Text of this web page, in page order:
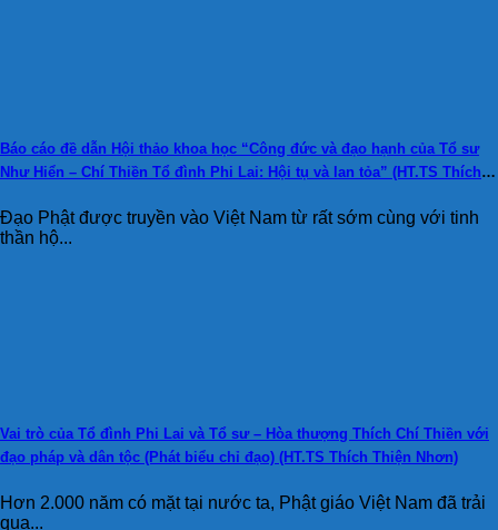
Báo cáo đề dẫn Hội thảo khoa học “Công đức và đạo hạnh của Tổ sư
Như Hiển – Chí Thiền Tổ đình Phi Lai: Hội tụ và lan tỏa” (HT.TS Thích
Đạo Phật được truyền vào Việt Nam từ rất sớm cùng với tinh
thần hộ...
Vai trò của Tổ đình Phi Lai và Tổ sư – Hòa thượng Thích Chí Thiền với
đạo pháp và dân tộc (Phát biểu chỉ đạo) (HT.TS Thích Thiện Nhơn)
Hơn 2.000 năm có mặt tại nước ta, Phật giáo Việt Nam đã trải
qua...